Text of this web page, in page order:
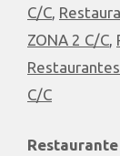
C/C
ZONA 2 C/C
C/C
Restaurante